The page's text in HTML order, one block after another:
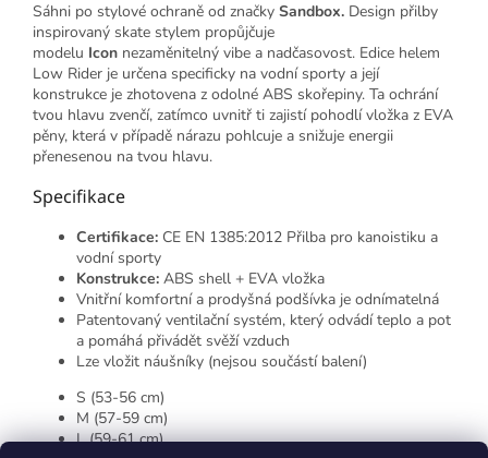
Sáhni po stylové ochraně od značky Sandbox. Design přilby
inspirovaný skate stylem propůjčuje
modelu Icon nezaměnitelný vibe a nadčasovost. Edice helem
Low Rider je určena specificky na vodní sporty a její
konstrukce je zhotovena z odolné ABS skořepiny. Ta ochrání
tvou hlavu zvenčí, zatímco uvnitř ti zajistí pohodlí vložka z EVA
pěny, která v případě nárazu pohlcuje a snižuje energii
přenesenou na tvou hlavu.
Specifikace
Certifikace: CE EN 1385:2012 Přilba pro kanoistiku a
vodní sporty
Konstrukce: ABS shell + EVA vložka
Vnitřní komfortní a prodyšná podšívka je odnímatelná
Patentovaný ventilační systém, který odvádí teplo a pot
a pomáhá přivádět svěží vzduch
Lze vložit náušníky (nejsou součástí balení)
S (53-56 cm)
M (57-59 cm)
L (59-61 cm)